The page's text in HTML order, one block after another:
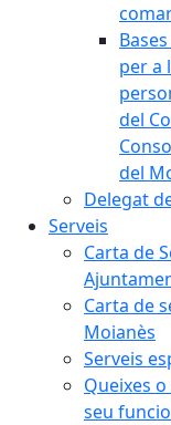
per a
del
del
Delegat
Serveis
Carta de
Carta de
Moianès
Serveis
Queixes
seu